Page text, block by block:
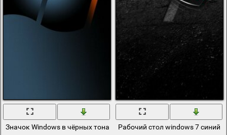
Значок Windows в чёрных тонах Рабочий стол windows 7 синий